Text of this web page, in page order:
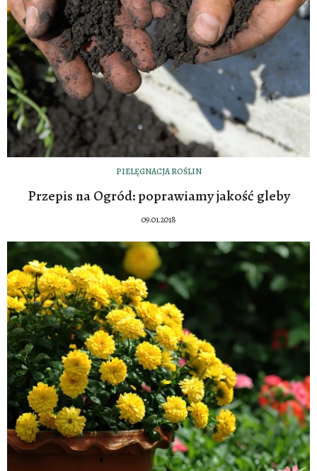
PIELĘGNACJA ROŚLIN
Przepis na Ogród: poprawiamy jakość gleby
09.01.2018